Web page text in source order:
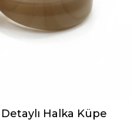
Halka Küpe